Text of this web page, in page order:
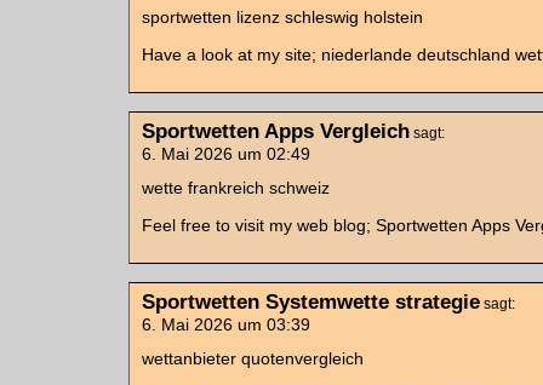
sportwetten lizenz schleswig holstein
Have a look at my site; niederlande deutschland
Sportwetten Apps Vergleich sagt:
6. Mai 2026 um 02:49
wette frankreich schweiz
Feel free to visit my web blog; Sportwetten Apps
Sportwetten Systemwette strategie sagt:
6. Mai 2026 um 03:39
wettanbieter quotenvergleich